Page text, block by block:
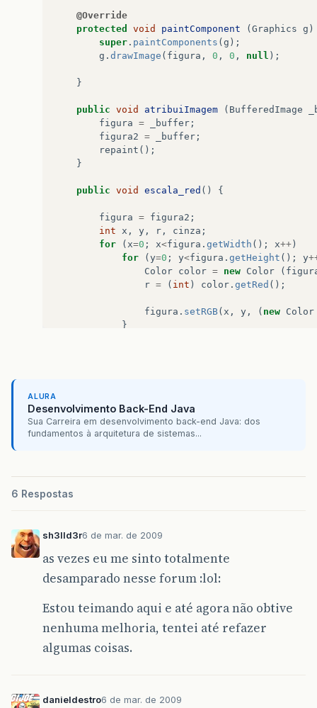
private
private
javax . swing . JButton jButton2 ;
private
javax swing JButton jButton3
private
javax swing JButton jButton4
private
. swing
private
@Override
protected
void paintComponent (Graphics g )
super . paintComponents (g );
g . drawImage ( figura , 0 , 0 , null );
}
public void atribuiImagem ( BufferedImage
figura = _buffer ;
figura2 = _buffer ;
repaint ();
}
public void escala_red () {
figura = figura2 ;
int
x , y , r , cinza ;
for
( x=0 ; x<figura . getWidth (); x++)
for
(y=0 ; y<figura . getHeight (); y
Color color = new Color (
r = ( int ) color . getRed ();
figura . setRGB( x , y , ( new Color
}
figura = figura2;
int
x, y, g;
for (x=0; x<figura
public escala_blue
figura = figura2;
for ( x =0; x <figura.getWidth(); x++)
for
( figura getHeight
Color color = new Color
}
ALURA
Desenvolvimento Back-End Java
Sua Carreira em desenvolvimento back-end Java: dos
fundamentos à arquitetura de sistemas...
6 Respostas
sh3lld3r6 de mar. de 2009
as vezes eu me sinto totalmente
desamparado nesse forum :lol:
Estou teimando aqui e até agora não obtive
nenhuma melhoria, tentei até refazer
algumas coisas.
danieldestro6 de mar. de 2009